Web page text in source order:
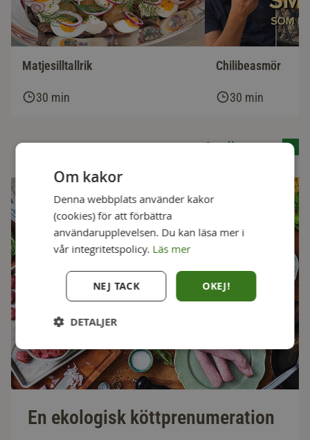
Matjesilltallrik
30 min
Chilibeasmör
30 min
Se alla recept
En ekologisk köttprenumeration
Om kakor
Denna webbplats använder kakor
(cookies) för att förbättra
användarupplevelsen. Du kan läsa mer i
vår integritetspolicy. Läs mer
OKEJ!
NEJ TACK
DETALJER